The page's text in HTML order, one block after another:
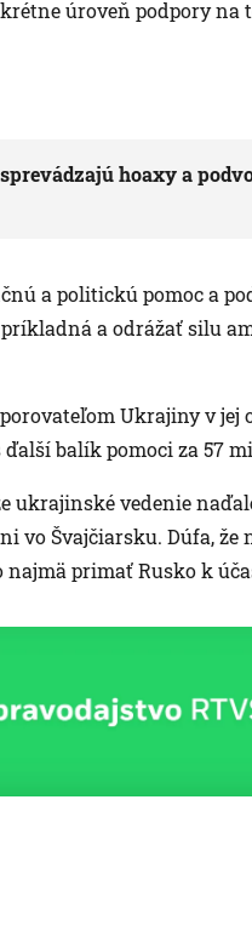
úroveň podpory na
hoaxy a
a politickú pomoc a
a odrážať silu
Ukrajiny v jej
balík pomoci za 57
ukrajinské vedenie
vo Švajčiarsku. Dúfa, že
najmä primať Rusko k